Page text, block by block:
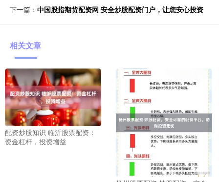
下一篇： 中国股指期货配资网 安全炒股配资门户，让您安心投资
相关文章
配资炒股知识 临沂股票配资：
资金杠杆，投资增益